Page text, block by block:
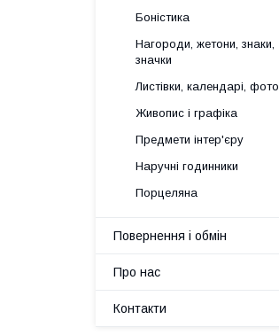
Боністика
Нагороди, жетони, знаки,
значки
Листівки, календарі, фото
Живопис і графіка
Предмети інтер'єру
Наручні годинники
Порцеляна
Повернення і обмін
Про нас
Контакти